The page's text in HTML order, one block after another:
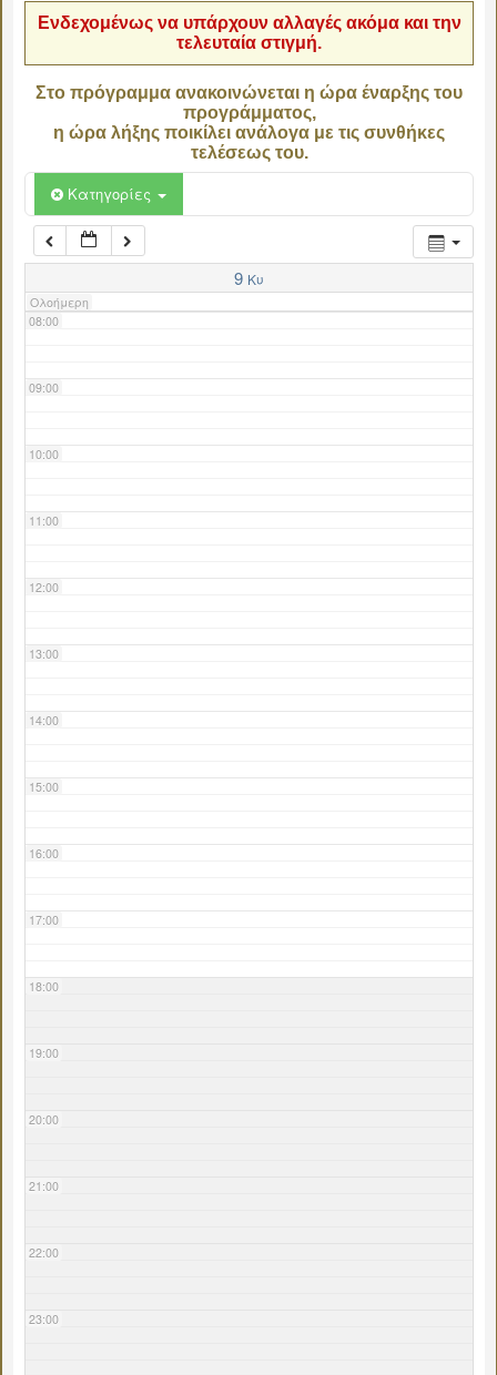
Ενδεχομένως να υπάρχουν αλλαγές ακόμα και την
τελευταία στιγμή.
Στο πρόγραμμα ανακοινώνεται η ώρα έναρξης του
προγράμματος,
η ώρα λήξης ποικίλει ανάλογα με τις συνθήκες
τελέσεως του.
Κατηγορίες
9 Κυ
Ολοήμερη
06:00
07:00
08:00
09:00
10:00
11:00
12:00
13:00
14:00
15:00
16:00
17:00
18:00
19:00
20:00
21:00
22:00
23:00